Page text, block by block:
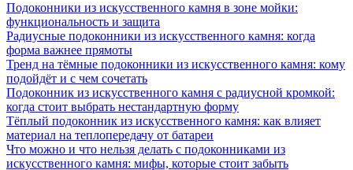
Подоконники из искусственного камня в зоне мойки:
функциональность и защита
Радиусные подоконники из искусственного камня: когда
форма важнее прямоты
Тренд на тёмные подоконники из искусственного камня: кому
подойдёт и с чем сочетать
Подоконник из искусственного камня с радиусной кромкой:
когда стоит выбрать нестандартную форму
Тёплый подоконник из искусственного камня: как влияет
материал на теплопередачу от батареи
Что можно и что нельзя делать с подоконниками из
искусственного камня: мифы, которые стоит забыть